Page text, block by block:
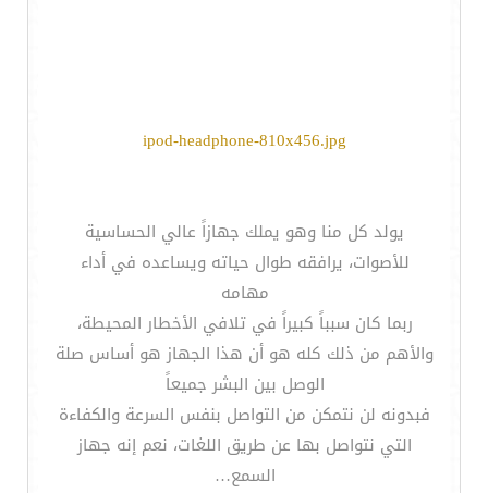
ipod-headphone-810x456.jpg
يولد كل منا وهو يملك جهازاً عالي الحساسية
للأصوات، يرافقه طوال حياته ويساعده في أداء
مهامه
ربما كان سبباً كبيراً في تلافي الأخطار المحيطة،
والأهم من ذلك كله هو أن هذا الجهاز هو أساس صلة
الوصل بين البشر جميعاً
فبدونه لن نتمكن من التواصل بنفس السرعة والكفاءة
التي نتواصل بها عن طريق اللغات، نعم إنه جهاز
السمع…